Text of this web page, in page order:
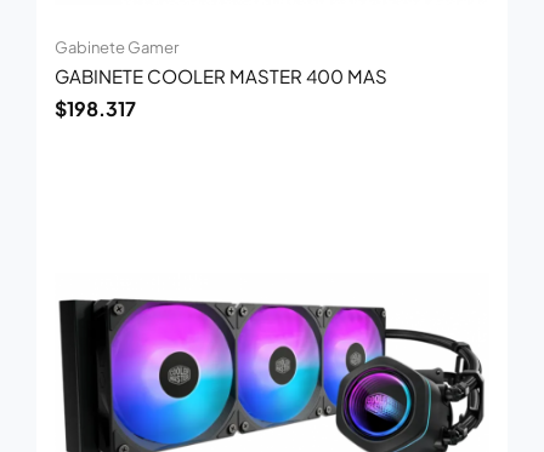
Gabinete Gamer
GABINETE COOLER MASTER 400 MAS
$198.317